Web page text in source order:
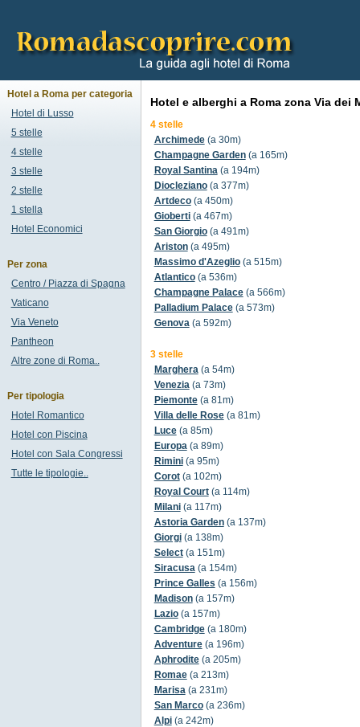
Hotel e alberghi a Roma zona Via dei
4 stelle
Archimede(a 30m)
Champagne Garden(a 165m)
Royal Santina(a 194m)
Diocleziano(a 377m)
Artdeco(a 450m)
Gioberti(a 467m)
San Giorgio(a 491m)
Ariston(a 495m)
Massimo d'Azeglio(a 515m)
Atlantico(a 536m)
Champagne Palace(a 566m)
Palladium Palace(a 573m)
Genova(a 592m)
3 stelle
Marghera(a 54m)
Venezia(a 73m)
Piemonte(a 81m)
Villa delle Rose(a 81m)
Luce(a 85m)
Europa(a 89m)
Rimini(a 95m)
Corot(a 102m)
Royal Court(a 114m)
Milani(a 117m)
Astoria Garden(a 137m)
Giorgi(a 138m)
Select(a 151m)
Siracusa(a 154m)
Prince Galles (a 156m)
Madison(a 157m)
Lazio(a 157m)
Cambridge(a 180m)
Adventure(a 196m)
Aphrodite(a 205m)
Romae(a 213m)
Marisa(a 231m)
San Marco(a 236m)
Alpi(a 242m)
Hotel a Roma per categoria
Hotel di Lusso
5 stelle
4 stelle
3 stelle
2 stelle
1 stella
Hotel Economici
Per zona
Centro / Piazza di Spagna
Vaticano
Via Veneto
Pantheon
Altre zone di Roma..
Per tipologia
Hotel Romantico
Hotel con Piscina
Hotel con Sala Congressi
Tutte le tipologie..